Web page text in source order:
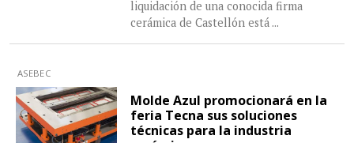
liquidación de una conocida firma
cerámica de Castellón está ...
ASEBEC
Molde Azul promocionará en la
feria Tecna sus soluciones
técnicas para la industria